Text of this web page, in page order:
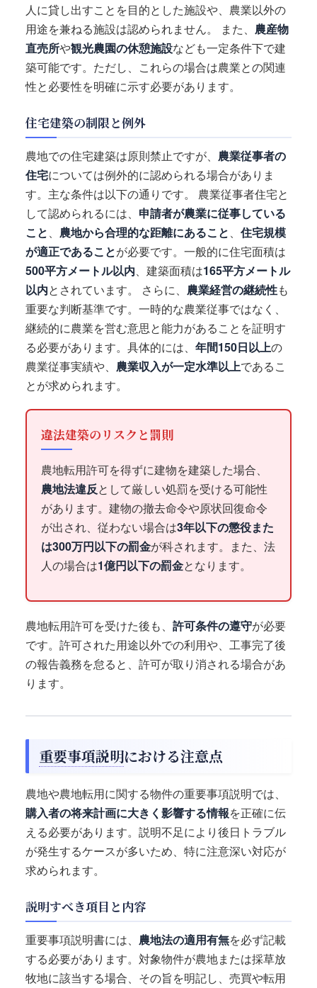
人に貸し出すことを目的とした施設や、農業以外の
用途を兼ねる施設は認められません。 また、 農産物
直売所や観光農園の休憩施設なども一定条件下で建
築可能です。ただし、これらの場合は農業との関連
性と必要性を明確に示す必要があります。
住宅建築の制限と例外
農地での住宅建築は原則禁止ですが、 農業従事者の
住宅については例外的に認められる場合がありま
す。主な条件は以下の通りです。 農業従事者住宅と
して認められるには、 申請者が農業に従事している
こと、 農地から合理的な距離にあること、 住宅規模
が適正であることが必要です。一般的に住宅面積は
500平方メートル以内、建築面積は165平方メートル
以内とされています。 さらに、 農業経営の継続性も
重要な判断基準です。一時的な農業従事ではなく、
継続的に農業を営む意思と能力があることを証明す
る必要があります。具体的には、 年間150日以上の
農業従事実績や、 農業収入が一定水準以上であるこ
とが求められます。
違法建築のリスクと罰則
農地転用許可を得ずに建物を建築した場合、
農地法違反として厳しい処罰を受ける可能性
があります。建物の撤去命令や原状回復命令
が出され、従わない場合は3年以下の懲役また
は300万円以下の罰金が科されます。また、法
人の場合は1億円以下の罰金となります。
農地転用許可を受けた後も、 許可条件の遵守が必要
です。許可された用途以外での利用や、工事完了後
の報告義務を怠ると、許可が取り消される場合があ
ります。
重要事項説明における注意点
農地や農地転用に関する物件の重要事項説明では、
購入者の将来計画に大きく影響する情報を正確に伝
える必要があります。説明不足により後日トラブル
が発生するケースが多いため、特に注意深い対応が
求められます。
説明すべき項目と内容
重要事項説明書には、 農地法の適用有無を必ず記載
する必要があります。対象物件が農地または採草放
牧地に該当する場合、その旨を明記し、売買や転用